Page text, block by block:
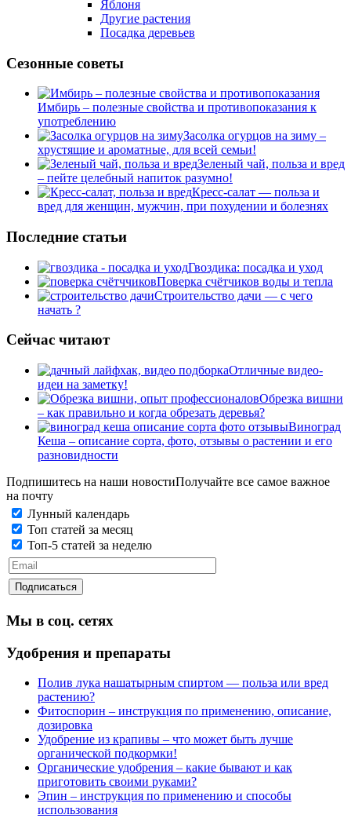
Яблоня
Другие растения
Посадка деревьев
Сезонные советы
Имбирь – полезные свойства и противопоказания к
употреблению
Засолка огурцов на зиму –
хрустящие и ароматные, для всей семьи!
Зеленый чай, польза и вред
– пейте целебный напиток разумно!
Кресс-салат — польза и
вред для женщин, мужчин, при похудении и болезнях
Последние статьи
Гвоздика: посадка и уход
Поверка счётчиков воды и тепла
Строительство дачи — с чего
начать ?
Сейчас читают
Отличные видео-
идеи на заметку!
Обрезка вишни
– как правильно и когда обрезать деревья?
Виноград
Кеша – описание сорта, фото, отзывы о растении и его
разновидности
Подпишитесь на наши новостиПолучайте все самое важное
на почту
Лунный календарь
Топ статей за месяц
Топ-5 статей за неделю
Мы в соц. сетях
Удобрения и препараты
Полив лука нашатырным спиртом — польза или вред
растению?
Фитоспорин – инструкция по применению, описание,
дозировка
Удобрение из крапивы – что может быть лучше
органической подкормки!
Органические удобрения – какие бывают и как
приготовить своими руками?
Эпин – инструкция по применению и способы
использования